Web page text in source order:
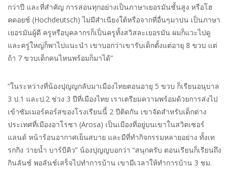
กว่าปี และที่สำคัญ การสอนทุกอย่างเป็นภาษาเยอรมันชั้นสูง หรือโฮ
คดอยช์ (Hochdeutsch) ไม่มีสำเนียงใต้หรือจากที่อื่นๆมาปน เป็นภาษา
เยอรมันผู้ดี ครูหรือบุคลากรก็เป็นครูทั้งสวิสละเยอรมัน ผมก็แวะไปดู
และครู่ใหญ่ก็พาไปแนะนำ เขาบอกว่าเขารับเด็กตั้งแต่อายุ 8 ขวบ แต่
ถ้า 7 ขวบเด็กคนไหนพร้อมก็มาได้”
“ในระหว่างที่น้องปุญญกลับมาเมืองไทยตอนอายุ 5 ขวบ ก็เรียนอนุบาล
3 ป.1 และป.2 ช่วง 3 ปีที่เมืองไทย เราเตรียมความพร้อมด้วยการส่งไป
เข้าซัมเมอร์คอร์สของโรงเรียนนี้ 2 ปีติดกัน เขาจัดสำหรับเด็กต่าง
ประเทศที่เมืองอาโรซา (Arosa) เป็นเมืองที่อยู่บนเขาในสวิตเซอร์
แลนด์ หน้าร้อนอากาศเย็นสบาย และมีที่ทำกิจกรรมหลายอย่าง ทั้งเท
รกกิง ว่ายน้ำ บาร์บีคิว” น้องปุญญบอกว่า “สนุกครับ ตอนเรียนก็เรียนถึง
กินลันช์ พอลันช์เสร็จไปทำการบ้าน เขามีเวลาให้ทำการบ้าน 3 ชม.